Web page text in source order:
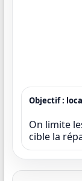
Objectif :
On limite
cible la